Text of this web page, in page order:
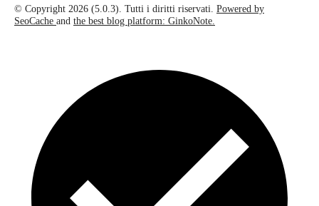
© Copyright 2026 (5.0.3). Tutti i diritti riservati. Powered by
SeoCache and the best blog platform: GinkoNote.